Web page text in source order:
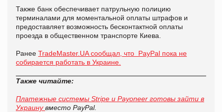
Также банк обеспечивает патрульную полицию
терминалами для моментальной оплаты штрафов и
предоставляет возможность бесконтактной оплаты
проезда в общественном транспорте Киева.
Ранее TradeMaster.UA сообщал, что PayPal пока не
собирается работать в Украине.
Также читайте:
Платежные системы Stripe и Payoneer готовы зайти в
Украинувместо PayPal.